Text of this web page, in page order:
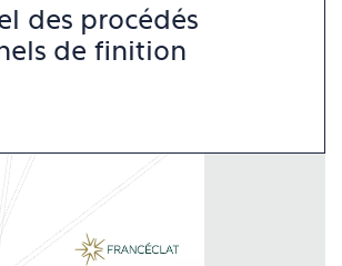
des procédés
de finition